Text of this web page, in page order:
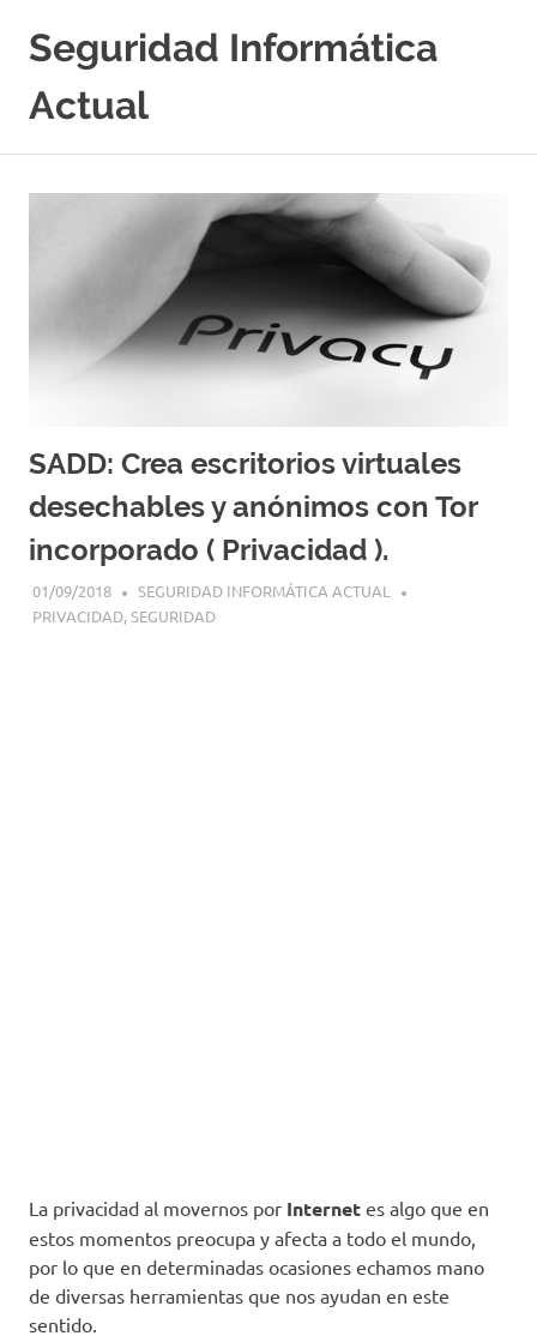
contenido
Seguridad Informática
Actual
en
Ciberseguridad
Cursos
Libros
|
|
Enlaces
SADD: Crea escritorios virtuales
desechables y anónimos con Tor
incorporado ( Privacidad ).
01/09/2018
SEGURIDAD INFORMÁTICA ACTUAL
PRIVACIDAD,SEGURIDAD
La privacidad al movernos por Internet es algo que en
estos momentos preocupa y afecta a todo el mundo,
por lo que en determinadas ocasiones echamos mano
de diversas herramientas que nos ayudan en este
sentido.